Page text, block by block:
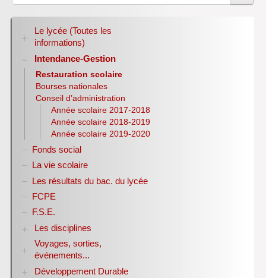
Le lycée (Toutes les
informations)
RENTREE 2026-2027
Stage des élèves de seconde
Intendance-Gestion
Restauration scolaire
Bourses nationales
Conseil d’administration
Année scolaire 2017-2018
Année scolaire 2018-2019
Année scolaire 2019-2020
Fonds social
La vie scolaire
Les résultats du bac. du lycée
FCPE
F.S.E.
Les disciplines
Allemand
Anglais
Sciences Economiques et Sociales
Voyages, sorties,
événements...
Année 1998-2007
Développement Durable